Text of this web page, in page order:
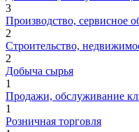
3
Производство, сервисное
2
Строительство,
2
Добыча сырья
1
Продажи, обслуживание
1
Розничная торговля